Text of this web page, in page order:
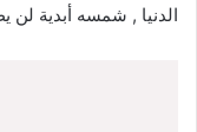
الدنيا , شمسه أبدية لن